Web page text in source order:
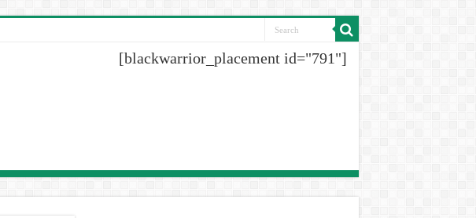
[blackwarrior_placement id="791"]